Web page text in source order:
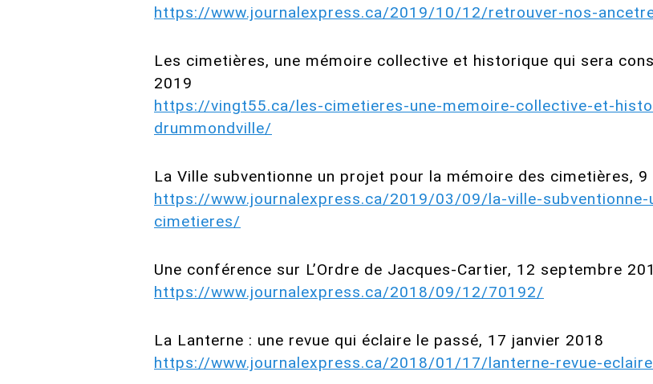
https://www.journalexpress.ca/2019/10/12/retrouver-nos-
Les cimetières, une mémoire collective et historique qui sera
2019
https://vingt55.ca/les-cimetieres-une-memoire-collective-et-
drummondville/
La Ville subventionne un projet pour la mémoire des cimetières,
https://www.journalexpress.ca/2019/03/09/la-ville-
cimetieres/
Une conférence sur L’Ordre de Jacques-Cartier, 12 septembre
https://www.journalexpress.ca/2018/09/12/70192/
La Lanterne : une revue qui éclaire le passé, 17 janvier 2018
https://www.journalexpress.ca/2018/01/17/lanterne-revue-